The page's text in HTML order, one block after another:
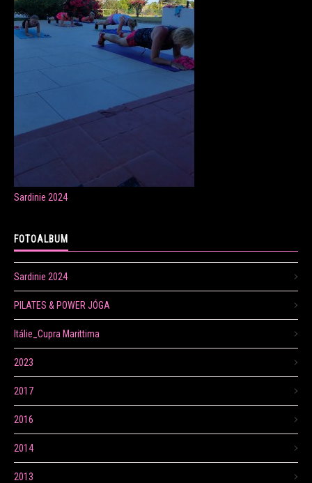
ONLINE LEKCE CVIČENÍ
Sardinie 2024
FOTOALBUM
Sardinie 2024
PILATES & POWER JÓGA
Itálie_Cupra Marittima
2023
2017
2016
2014
2013